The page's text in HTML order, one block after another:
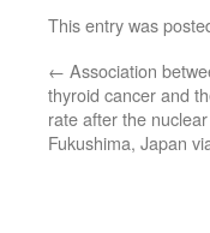
This entry was
← Association
thyroid cancer and
rate after the
Fukushima, Japan